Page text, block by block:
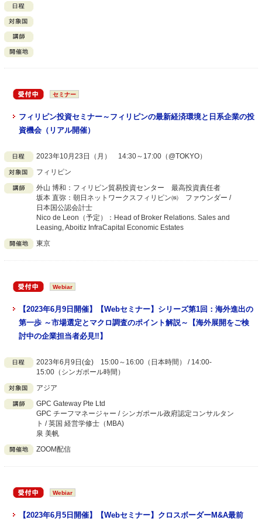
セミナー
フィリピン投資セミナー～フィリピンの最新経済環境と日系企業の投
資機会（リアル開催）
2023年10月23日（月） 14:30～17:00（@TOKYO）
フィリピン
外山 博和：フィリピン貿易投資センター 最高投資責任者
坂本 直弥：朝日ネットワークスフィリピン㈱ ファウンダー /
日本国公認会計士
Nico de Leon（予定）：Head of Broker Relations. Sales and
Leasing, Aboitiz InfraCapital Economic Estates
東京
Webiar
【2023年6月9日開催】【Webセミナー】シリーズ第1回：海外進出の
第一歩 ～市場選定とマクロ調査のポイント解説～【海外展開をご検
討中の企業担当者必見‼】
2023年6月9日(金) 15:00～16:00（日本時間） / 14:00-
15:00（シンガポール時間）
アジア
GPC Gateway Pte Ltd
GPC チーフマネージャー / シンガポール政府認定コンサルタン
ト / 英国 経営学修士（MBA)
泉 美帆
ZOOM配信
Webiar
【2023年6月5日開催】【Webセミナー】クロスボーダーM&A最前